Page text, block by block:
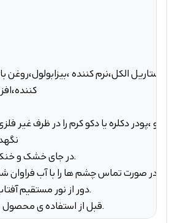
الکل،نرم کننده ،بیزابولول،روغن
در جای خشک و خنک نگهداری شود.
در صورت تماس چشم ها را با آب
دور از نور مستقیم آفتاب نگهداری شود.
قبل از استفاده ی محصول حتما تست شود.